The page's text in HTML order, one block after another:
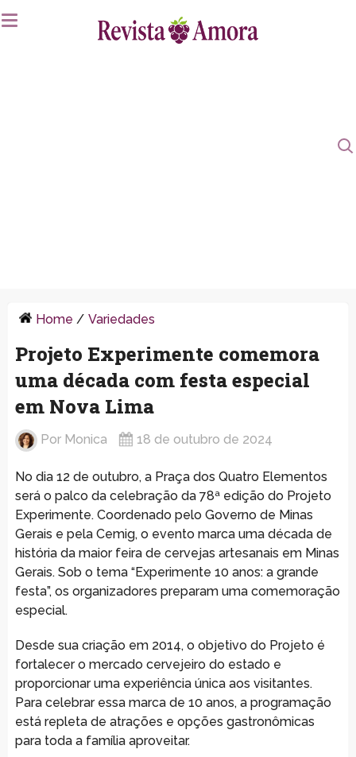
Home / Variedades
Projeto Experimente comemora
uma década com festa especial
em Nova Lima
Por Monica 18 de outubro de 2024
No dia 12 de outubro, a Praça dos Quatro Elementos
será o palco da celebração da 78ª edição do Projeto
Experimente. Coordenado pelo Governo de Minas
Gerais e pela Cemig, o evento marca uma década de
história da maior feira de cervejas artesanais em Minas
Gerais. Sob o tema “Experimente 10 anos: a grande
festa”, os organizadores preparam uma comemoração
especial.
Desde sua criação em 2014, o objetivo do Projeto é
fortalecer o mercado cervejeiro do estado e
proporcionar uma experiência única aos visitantes.
Para celebrar essa marca de 10 anos, a programação
está repleta de atrações e opções gastronômicas
para toda a família aproveitar.